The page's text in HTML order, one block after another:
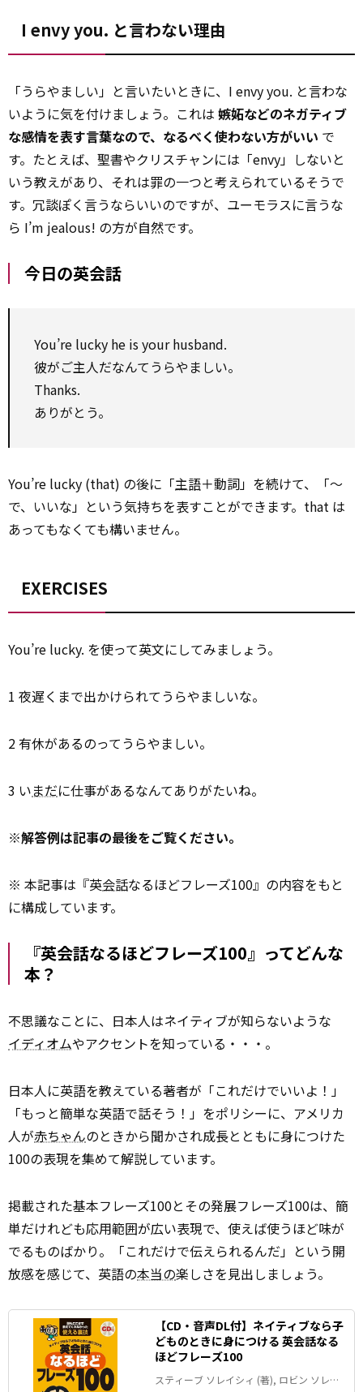
I envy you. と言わない理由
「うらやましい」と言いたいときに、I envy you. と言わな
いように気を付けましょう。これは 嫉妬などのネガティブ
な感情を表す言葉なので、なるべく使わない方がいい で
す。たとえば、聖書やクリスチャンには「envy」しないと
いう教えがあり、それは罪の一つと考えられているそうで
す。冗談ぽく言うならいいのですが、ユーモラスに言うな
ら I’m jealous! の方が自然です。
今日の英会話
You’re lucky he is your husband.
彼がご主人だなんてうらやましい。
Thanks.
ありがとう。
You’re lucky (that) の後に「主語＋動詞」を続けて、「～
で、いいな」という気持ちを表すことができます。that は
あってもなくても構いません。
EXERCISES
You’re lucky. を使って英文にしてみましょう。
1 夜遅くまで出かけられてうらやましいな。
2 有休があるのってうらやましい。
3 いまだに仕事があるなんてありがたいね。
※解答例は記事の最後をご覧ください。
※ 本記事は『英会話なるほどフレーズ100』の内容をもと
に構成しています。
『英会話なるほどフレーズ100』ってどんな
本？
不思議なことに、日本人はネイティブが知らないような
イディオムやアクセントを知っている・・・。
日本人に英語を教えている著者が「これだけでいいよ！」
「もっと簡単な英語で話そう！」をポリシーに、アメリカ
人が赤ちゃんのときから聞かされ成長とともに身につけた
100の表現を集めて解説しています。
掲載された基本フレーズ100とその発展フレーズ100は、簡
単だけれども応用範囲が広い表現で、使えば使うほど味が
でるものばかり。「これだけで伝えられるんだ」という開
放感を感じて、英語の本当の楽しさを見出しましょう。
【CD・音声DL付】ネイティブなら子
どものときに身につける 英会話なる
ほどフレーズ100
スティーブ ソレイシィ (著), ロビン ソレイ